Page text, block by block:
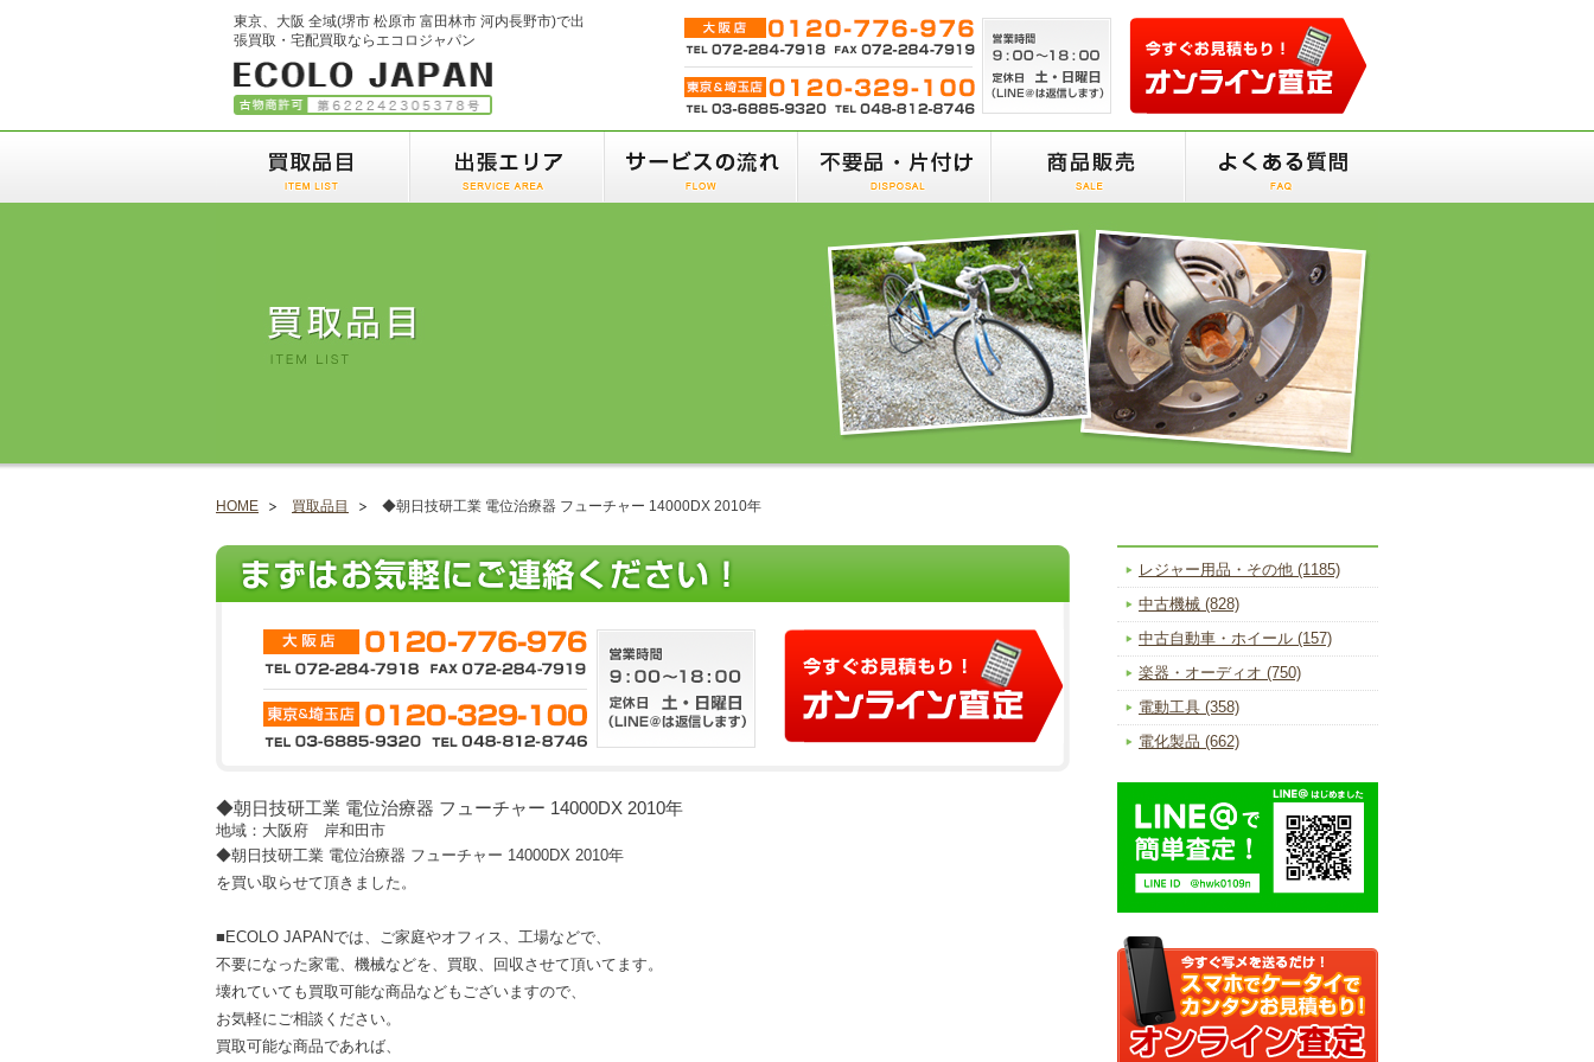
東京、大阪 全域(堺市 松原市 富田林市 河内長野市)で出
張買取・宅配買取ならエコロジャパン
HOME 買取品目 ◆朝日技研工業 電位治療器 フューチャー 14000DX 2010年
◆朝日技研工業 電位治療器 フューチャー 14000DX 2010年
地域：大阪府 岸和田市
◆朝日技研工業 電位治療器 フューチャー 14000DX 2010年
を買い取らせて頂きました。
■ECOLO JAPANでは、ご家庭やオフィス、工場などで、
不要になった家電、機械などを、買取、回収させて頂いてます。
壊れていても買取可能な商品などもございますので、
お気軽にご相談ください。
買取可能な商品であれば、
レジャー用品・その他 (1185)
中古機械 (828)
中古自動車・ホイール (157)
楽器・オーディオ (750)
電動工具 (358)
電化製品 (662)